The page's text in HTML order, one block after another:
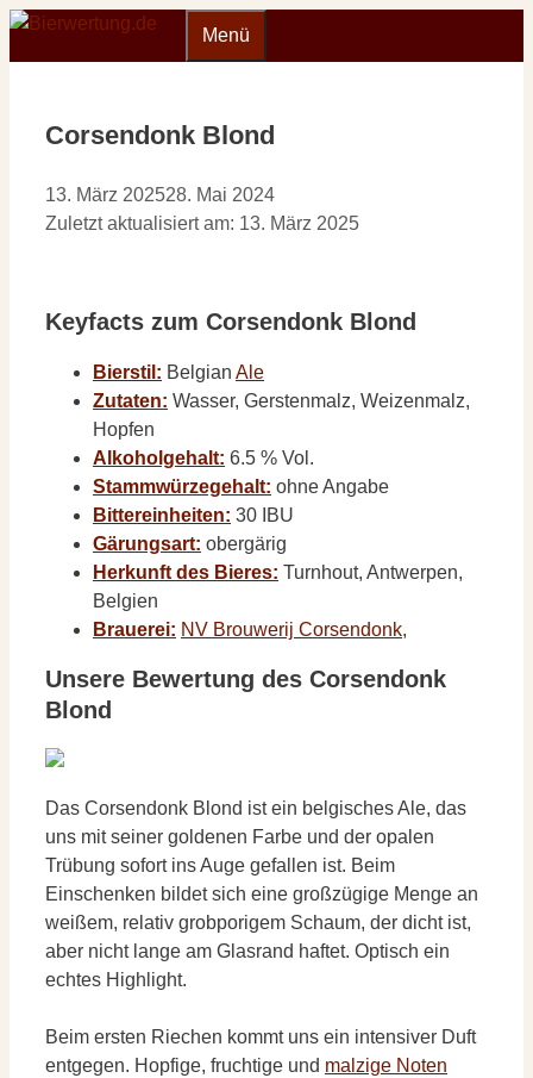
Zum
Menü
Corsendonk Blond
13. März 202528. Mai 2024
Zuletzt aktualisiert am: 13. März 2025
Keyfacts zum Corsendonk Blond
Bierstil: Belgian Ale
Zutaten: Wasser, Gerstenmalz, Weizenmalz,
Hopfen
Alkoholgehalt: 6.5 % Vol.
Stammwürzegehalt: ohne Angabe
Bittereinheiten: 30 IBU
Gärungsart: obergärig
Herkunft des Bieres: Turnhout, Antwerpen,
Belgien
Brauerei: NV Brouwerij Corsendonk,
Unsere Bewertung des Corsendonk
Blond
Das Corsendonk Blond ist ein belgisches Ale, das
uns mit seiner goldenen Farbe und der opalen
Trübung sofort ins Auge gefallen ist. Beim
Einschenken bildet sich eine großzügige Menge an
weißem, relativ grobporigem Schaum, der dicht ist,
aber nicht lange am Glasrand haftet. Optisch ein
echtes Highlight.
Beim ersten Riechen kommt uns ein intensiver Duft
entgegen. Hopfige, fruchtige und malzige Noten